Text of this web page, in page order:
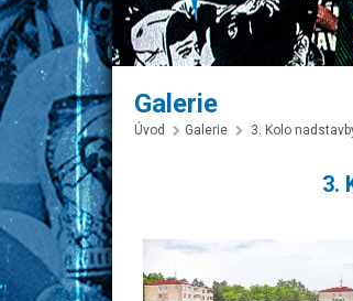
Galerie
Úvod Galerie 3. Kolo
3.